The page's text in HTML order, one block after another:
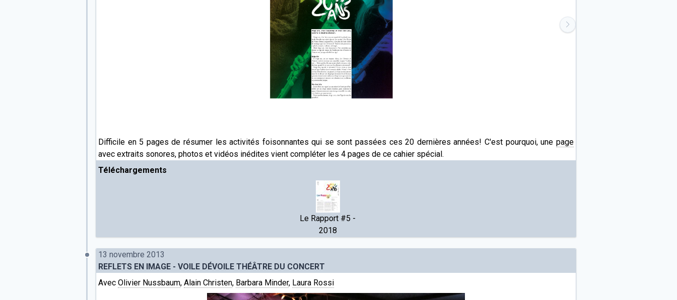
Difficile en 5 pages de résumer les activités foisonnantes qui se sont passées ces 20 dernières années! C'est pourquoi, une page
avec extraits sonores, photos et vidéos inédites vient compléter les 4 pages de ce cahier spécial.
Téléchargements
Le Rapport #5 -
2018
13 novembre 2013
REFLETS EN IMAGE - VOILE DÉVOILE THÉÂTRE DU CONCERT
Avec Olivier Nussbaum, Alain Christen, Barbara Minder, Laura Rossi